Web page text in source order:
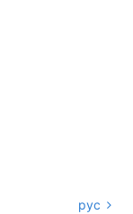
рус